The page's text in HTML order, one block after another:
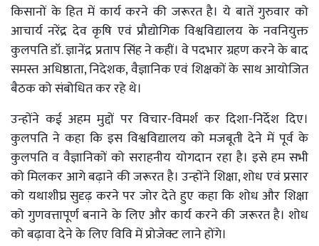
किसानों के हित में कार्य करने की जरूरत है। ये बातें गुरुवार को
आचार्य नरेंद्र देव कृषि एवं प्रौद्योगिक विश्वविद्यालय के नवनियुक्त
कुलपति डॉ. ज्ञानेंद्र प्रताप सिंह ने कहीं। वे पदभार ग्रहण करने के बाद
समस्त अधिष्ठाता, निदेशक, वैज्ञानिक एवं शिक्षकों के साथ आयोजित
बैठक को संबोधित कर रहे थे।
उन्होंने कई अहम मुद्दों पर विचार-विमर्श कर दिशा-निर्देश दिए।
कुलपति ने कहा कि इस विश्वविद्यालय को मजबूती देने में पूर्व के
कुलपति व वैज्ञानिकों को सराहनीय योगदान रहा है। इसे हम सभी
को मिलकर आगे बढ़ाने की जरूरत है। उन्होंने शिक्षा, शोध एवं प्रसार
को यथाशीघ्र सुदृढ़ करने पर जोर देते हुए कहा कि शोध और शिक्षा
को गुणवत्तापूर्ण बनाने के लिए और कार्य करने की जरूरत है। शोध
को बढ़ावा देने के लिए विवि में प्रोजेक्ट लाने होंगे।